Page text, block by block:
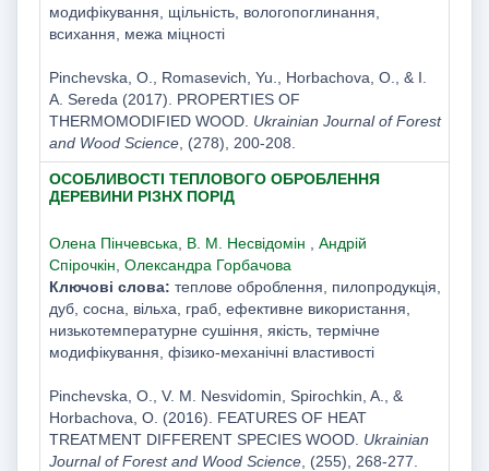
модифікування, щільність, вологопоглинання,
всихання, межа міцності
Pinchevska, О., Romasevich, Yu., Horbachova, O., & I.
A. Sereda (2017). PROPERTIES OF
THERMOMODIFIED WOOD. Ukrainian Journal of Forest
and Wood Science, (278), 200-208.
ОСОБЛИВОСТІ ТЕПЛОВОГО ОБРОБЛЕННЯ
ДЕРЕВИНИ РІЗНХ ПОРІД
Олена Пінчевська В. М. Несвідомін
Андрій
Спірочкін Олександра Горбачова
Ключові слова: теплове оброблення, пилопродукція,
дуб, сосна, вільха, граб, ефективне використання,
низькотемпературне сушіння, якість, термічне
модифікування, фізико-механічні властивості
Pinchevska, О., V. M. Nesvidomin, Spirochkin, A., &
Horbachova, O. (2016). FEATURES OF HEAT
TREATMENT DIFFERENT SPECIES WOOD. Ukrainian
Journal of Forest and Wood Science, (255), 268-277.